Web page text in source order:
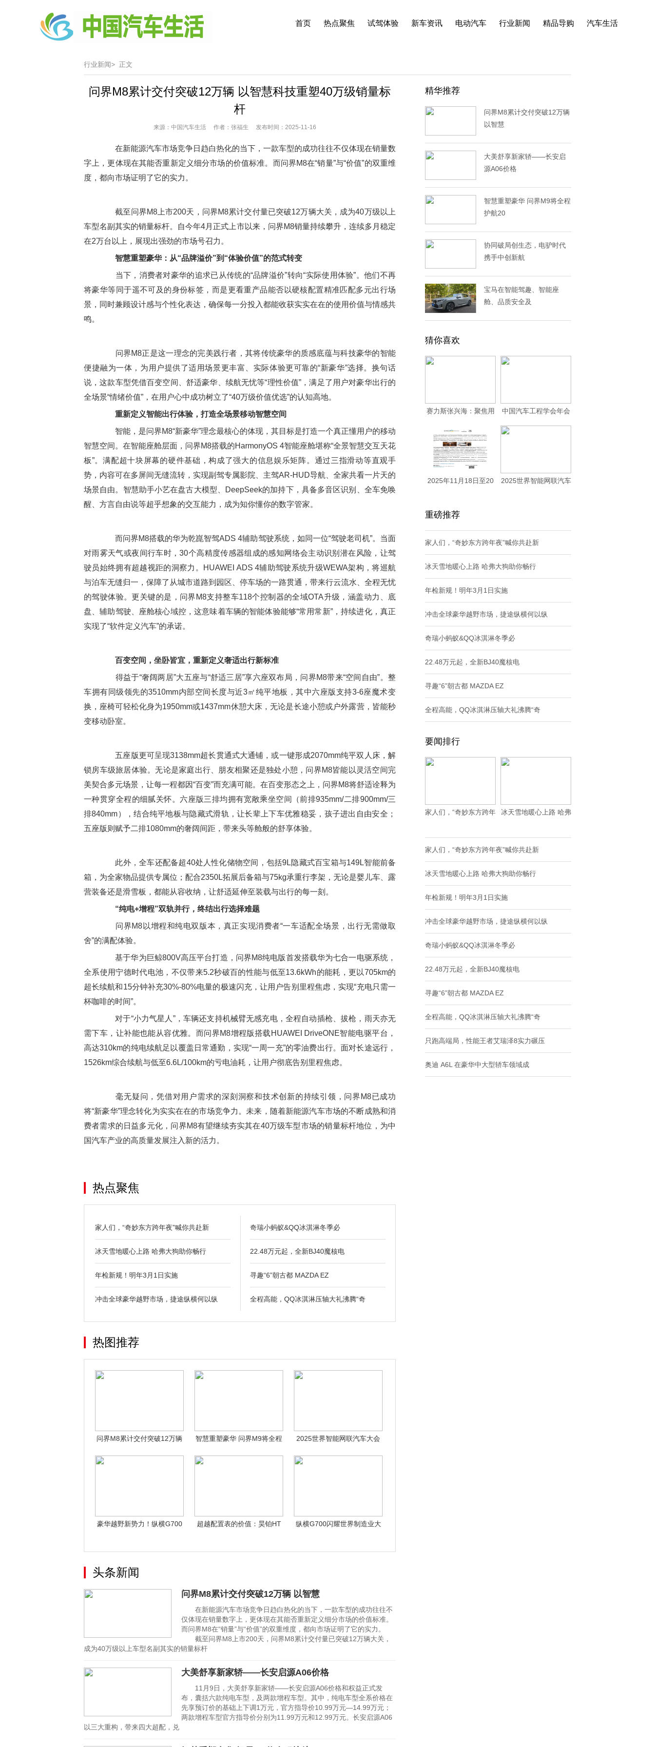
首页 热点聚焦 试驾体验 新车资讯 电动汽车 行业新闻 精品导购 汽车生活
行业新闻> 正文
问界M8累计交付突破12万辆 以智慧科技重塑40万级销量标
杆
来源：中国汽车生活 作者：张福生 发布时间：2025-11-16
在新能源汽车市场竞争日趋白热化的当下，一款车型的成功往往不仅体现在销量数
字上，更体现在其能否重新定义细分市场的价值标准。而问界M8在“销量”与“价值”的双重维
度，都向市场证明了它的实力。
截至问界M8上市200天，问界M8累计交付量已突破12万辆大关，成为40万级以上
车型名副其实的销量标杆。自今年4月正式上市以来，问界M8销量持续攀升，连续多月稳定
在2万台以上，展现出强劲的市场号召力。
智慧重塑豪华：从“品牌溢价”到“体验价值”的范式转变
当下，消费者对豪华的追求已从传统的“品牌溢价”转向“实际使用体验”。他们不再
将豪华等同于遥不可及的身份标签，而是更看重产品能否以硬核配置精准匹配多元出行场
景，同时兼顾设计感与个性化表达，确保每一分投入都能收获实实在在的使用价值与情感共
鸣。
问界M8正是这一理念的完美践行者，其将传统豪华的质感底蕴与科技豪华的智能
便捷融为一体，为用户提供了适用场景更丰富、实际体验更可靠的“新豪华”选择。换句话
说，这款车型凭借百变空间、舒适豪华、续航无忧等“理性价值”，满足了用户对豪华出行的
全场景“情绪价值”，在用户心中成功树立了“40万级价值优选”的认知高地。
重新定义智能出行体验 ， 打造全场景移动智慧空间
智能，是问界M8“新豪华”理念最核心的体现，其目标是打造一个真正懂用户的移动
智慧空间。在智能座舱层面，问界M8搭载的HarmonyOS 4智能座舱堪称“全景智慧交互天花
板”。满配超十块屏幕的硬件基础，构成了强大的信息娱乐矩阵。通过三指滑动等直观手
势，内容可在多屏间无缝流转，实现副驾专属影院、主驾AR-HUD导航、全家共看一片天的
场景自由。智慧助手小艺在盘古大模型、DeepSeek的加持下，具备多音区识别、全车免唤
醒、方言自由说等超乎想象的交互能力，成为知你懂你的数字管家。
而问界M8搭载的华为乾崑智驾ADS 4辅助驾驶系统，如同一位“驾驶老司机”。当面
对雨雾天气或夜间行车时，30个高精度传感器组成的感知网络会主动识别潜在风险，让驾
驶员始终拥有超越视距的洞察力。HUAWEI ADS 4辅助驾驶系统升级WEWA架构，将巡航
与泊车无缝归一，保障了从城市道路到园区、停车场的一路贯通，带来行云流水、全程无忧
的驾驶体验。更关键的是，问界M8支持整车118个控制器的全域OTA升级，涵盖动力、底
盘、辅助驾驶、座舱核心域控，这意味着车辆的智能体验能够“常用常新”，持续进化，真正
实现了“软件定义汽车”的承诺。
百变空间，坐卧皆宜 ， 重新定义奢适出行新标准
得益于“奢阔两居”大五座与“舒适三居”享六座双布局，问界M8带来“空间自由”。整
车拥有同级领先的3510mm内部空间长度与近3㎡纯平地板，其中六座版支持3-6座魔术变
换，座椅可轻松化身为1950mm或1437mm休憩大床，无论是长途小憩或户外露营，皆能秒
变移动卧室。
五座版更可呈现3138mm超长贯通式大通铺，或一键形成2070mm纯平双人床，解
锁房车级旅居体验。无论是家庭出行、朋友相聚还是独处小憩，问界M8皆能以灵活空间完
美契合多元场景，让每一程都因“百变”而充满可能。在百变形态之上，问界M8将舒适诠释为
一种贯穿全程的细腻关怀。六座版三排均拥有宽敞乘坐空间（前排935mm/二排900mm/三
排840mm），结合纯平地板与隐藏式滑轨，让长辈上下车优雅稳妥，孩子进出自由安全；
五座版则赋予二排1080mm的奢阔间距，带来头等舱般的舒享体验。
此外，全车还配备超40处人性化储物空间，包括9L隐藏式百宝箱与149L智能前备
箱，为全家物品提供专属位；配合2350L拓展后备箱与75kg承重行李架，无论是婴儿车、露
营装备还是滑雪板，都能从容收纳，让舒适延伸至装载与出行的每一刻。
“纯电+增程”双轨并行， 终结出行选择难题
问界M8以增程和纯电双版本，真正实现消费者“一车适配全场景，出行无需做取
舍”的满配体验。
基于华为巨鲸800V高压平台打造，问界M8纯电版首发搭载华为七合一电驱系统，
全系使用宁德时代电池，不仅带来5.2秒破百的性能与低至13.6kWh的能耗，更以705km的
超长续航和15分钟补充30%-80%电量的极速闪充，让用户告别里程焦虑，实现“充电只需一
杯咖啡的时间”。
对于“小力气星人”，车辆还支持机械臂无感充电，全程自动插枪、拔枪，雨天亦无
需下车，让补能也能从容优雅。而问界M8增程版搭载HUAWEI DriveONE智能电驱平台，
高达310km的纯电续航足以覆盖日常通勤，实现“一周一充”的零油费出行。面对长途远行，
1526km综合续航与低至6.6L/100km的亏电油耗，让用户彻底告别里程焦虑。
毫无疑问，凭借对用户需求的深刻洞察和技术创新的持续引领，问界M8已成功
将“新豪华”理念转化为实实在在的市场竞争力。未来，随着新能源汽车市场的不断成熟和消
费者需求的日益多元化，问界M8有望继续夯实其在40万级车型市场的销量标杆地位，为中
国汽车产业的高质量发展注入新的活力。
热点聚焦
家人们，“奇妙东方跨年夜”喊你共赴新
冰天雪地暖心上路 哈弗大狗助你畅行
年检新规！明年3月1日实施
冲击全球豪华越野市场，捷途纵横何以纵
奇瑞小蚂蚁&QQ冰淇淋冬季必
22.48万元起，全新BJ40魔核电
寻趣“6”朝古都 MAZDA EZ
全程高能，QQ冰淇淋压轴大礼沸腾“奇
热图推荐
问界M8累计交付突破12万辆
智慧重塑豪华 问界M9将全程
2025世界智能网联汽车大会
豪华越野新势力！纵横G700
超越配置表的价值：昊铂HT
纵横G700闪耀世界制造业大
头条新闻
问界M8累计交付突破12万辆 以智慧
在新能源汽车市场竞争日趋白热化的当下，一款车型的成功往往不
仅体现在销量数字上，更体现在其能否重新定义细分市场的价值标准。
而问界M8在“销量”与“价值”的双重维度，都向市场证明了它的实力。
截至问界M8上市200天，问界M8累计交付量已突破12万辆大关，
成为40万级以上车型名副其实的销量标杆
大美舒享新家轿——长安启源A06价格
11月9日，大美舒享新家轿——长安启源A06价格和权益正式发
布，囊括六款纯电车型，及两款增程车型。其中，纯电车型全系价格在
先享预订价的基础上下调1万元，官方指导价10.99万元—14.99万元；
两款增程车型官方指导价分别为11.99万元和12.99万元。长安启源A06
以三大重构，带来四大超配，兑
精华推荐
问界M8累计交付突破12万辆
以智慧
大美舒享新家轿——长安启
源A06价格
智慧重塑豪华 问界M9将全程
护航20
协同破局创生态，电驴时代
携手中创新航
宝马在智能驾趣、智能座
舱、品质安全及
猜你喜欢
赛力斯张兴海：聚焦用
中国汽车工程学会年会
｜何利扬：赛力斯
2025年11月18日至20
2025世界智能网联汽车
重磅推荐
家人们，“奇妙东方跨年夜”喊你共赴新
冰天雪地暖心上路 哈弗大狗助你畅行
年检新规！明年3月1日实施
冲击全球豪华越野市场，捷途纵横何以纵
奇瑞小蚂蚁&QQ冰淇淋冬季必
22.48万元起，全新BJ40魔核电
寻趣“6”朝古都 MAZDA EZ
全程高能，QQ冰淇淋压轴大礼沸腾“奇
要闻排行
家人们，“奇妙东方跨年
冰天雪地暖心上路 哈弗
家人们，“奇妙东方跨年夜”喊你共赴新
冰天雪地暖心上路 哈弗大狗助你畅行
年检新规！明年3月1日实施
冲击全球豪华越野市场，捷途纵横何以纵
奇瑞小蚂蚁&QQ冰淇淋冬季必
22.48万元起，全新BJ40魔核电
寻趣“6”朝古都 MAZDA EZ
全程高能，QQ冰淇淋压轴大礼沸腾“奇
只跑高端局，性能王者艾瑞泽8实力碾压
奥迪 A6L 在豪华中大型轿车领域成